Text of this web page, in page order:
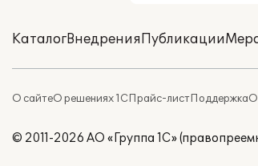
КаталогВнедренияПубликации
О сайтеО решениях 1СПрайс-листПоддержка
© 2011-2026 АО «Группа 1С»